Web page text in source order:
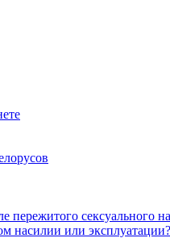
пережитого сексуального
насилии или эксплуатации?